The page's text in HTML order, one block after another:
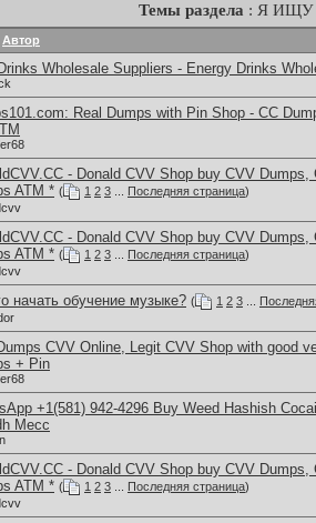
Темы раздела : Я ИЩУ
Автор
Wholesale Suppliers - Energy Drinks
Real Dumps with Pin Shop - CC
- Donald CVV Shop buy CVV
ATM * ( 1 2 3 Последняя страница)
- Donald CVV Shop buy CVV
ATM * ( 1 2 3 Последняя страница)
начать обучение музыке? ( 1 2 3
CVV Online, Legit CVV Shop with good
+ Pin
+1(581) 942-4296 Buy Weed Hashish
Mecc
- Donald CVV Shop buy CVV
ATM * ( 1 2 3 Последняя страница)